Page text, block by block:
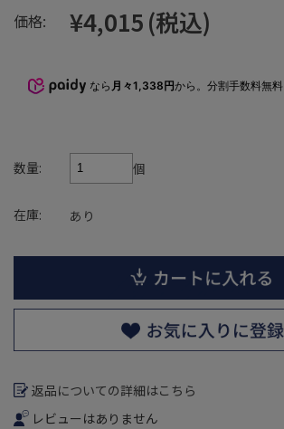
価格: ¥4,015(税込)
なら 月々1,338円から。分割手数料無料
数量: 個
在庫: あり
返品についての詳細はこちら
レビューはありません